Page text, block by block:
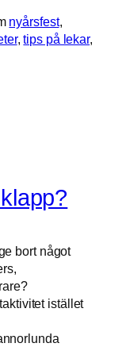
nyårsfest,
,tips på lekar,
bort något
istället